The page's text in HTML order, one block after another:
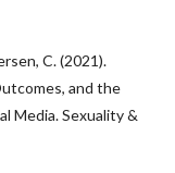
C. (2021).
and the
Media. Sexuality &